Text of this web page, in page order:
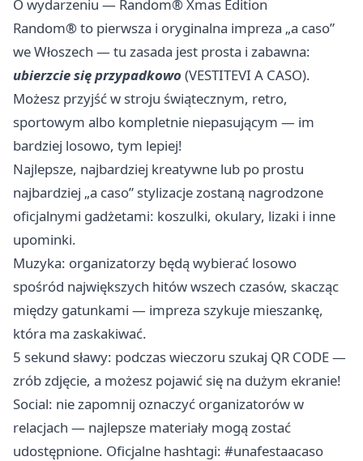
O wydarzeniu — Random® Xmas Edition
Random® to pierwsza i oryginalna impreza „a caso”
we Włoszech — tu zasada jest prosta i zabawna:
ubierzcie się przypadkowo (VESTITEVI A CASO).
Możesz przyjść w stroju świątecznym, retro,
sportowym albo kompletnie niepasującym — im
bardziej losowo, tym lepiej!
Najlepsze, najbardziej kreatywne lub po prostu
najbardziej „a caso” stylizacje zostaną nagrodzone
oficjalnymi gadżetami: koszulki, okulary, lizaki i inne
upominki.
Muzyka: organizatorzy będą wybierać losowo
spośród największych hitów wszech czasów, skacząc
między gatunkami — impreza szykuje mieszankę,
która ma zaskakiwać.
5 sekund sławy: podczas wieczoru szukaj QR CODE —
zrób zdjęcie, a możesz pojawić się na dużym ekranie!
Social: nie zapomnij oznaczyć organizatorów w
relacjach — najlepsze materiały mogą zostać
udostępnione. Oficjalne hashtagi: #unafestaacaso